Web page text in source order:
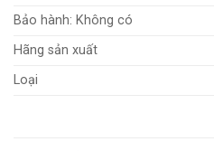
Bảo hành: Không có
Hãng sản xuất
Loại